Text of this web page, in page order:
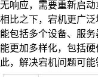
无响应，需要重新启动
相比之下，宕机更广
能包括多个设备、服
能更加多样化，包括
此，解决宕机问题可能